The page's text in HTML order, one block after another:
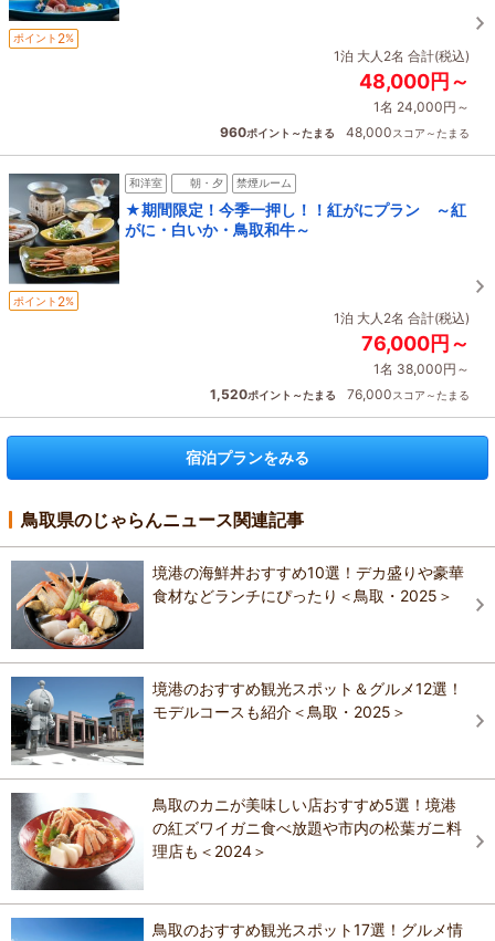
ポイント 2%
1泊 大人2名 合計(税込)
48,000円～
1名 24,000円～
960ポイント～たまる 48,000スコア～たまる
和洋室 朝・夕 禁煙ルーム
★期間限定！今季一押し！！紅がにプラン ～紅
がに・白いか・鳥取和牛～
ポイント 2%
1泊 大人2名 合計(税込)
76,000円～
1名 38,000円～
1,520ポイント～たまる 76,000スコア～たまる
宿泊プランをみる
鳥取県のじゃらんニュース関連記事
境港の海鮮丼おすすめ10選！デカ盛りや豪華
食材などランチにぴったり＜鳥取・2025＞
境港のおすすめ観光スポット＆グルメ12選！
モデルコースも紹介＜鳥取・2025＞
鳥取のカニが美味しい店おすすめ5選！境港
の紅ズワイガニ食べ放題や市内の松葉ガニ料
理店も＜2024＞
鳥取のおすすめ観光スポット17選！グルメ情